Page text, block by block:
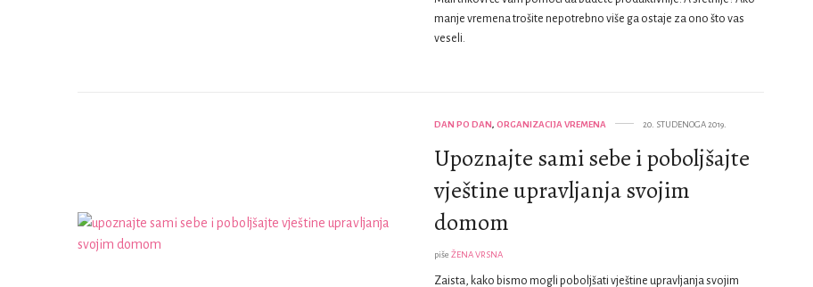
manje vremena trošite nepotrebno više ga ostaje za ono što vas
veseli.
DAN PO DAN, ORGANIZACIJA VREMENA 20. STUDENOGA 2019.
Upoznajte sami sebe i poboljšajte
vještine upravljanja svojim
domom
piše ŽENA VRSNA
Zaista, kako bismo mogli poboljšati vještine upravljanja svojim